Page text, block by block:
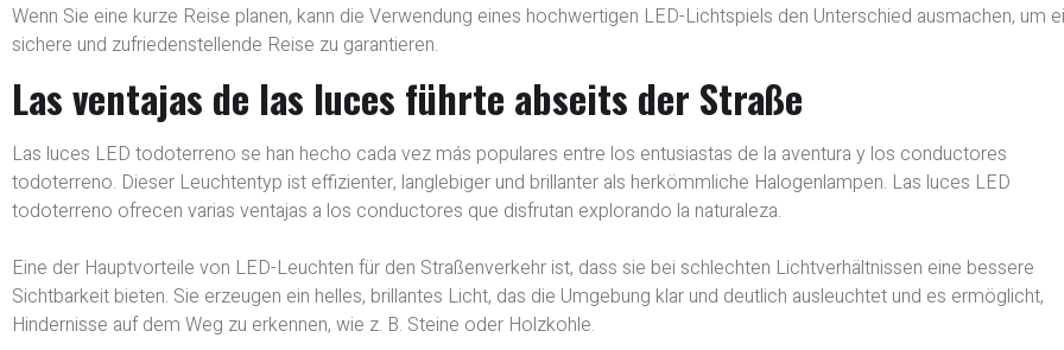
Wenn Sie eine kurze Reise planen, kann die Verwendung eines hochwertigen LED-Lichtspiels den Unterschied ausmachen, um
sichere und zufriedenstellende Reise zu garantieren.
Las ventajas de las luces führte abseits der Straße
Las luces LED todoterreno se han hecho cada vez más populares entre los entusiastas de la aventura y los conductores
todoterreno. Dieser Leuchtentyp ist effizienter, langlebiger und brillanter als herkömmliche Halogenlampen. Las luces LED
todoterreno ofrecen varias ventajas a los conductores que disfrutan explorando la naturaleza.
Eine der Hauptvorteile von LED-Leuchten für den Straßenverkehr ist, dass sie bei schlechten Lichtverhältnissen eine bessere
Sichtbarkeit bieten. Sie erzeugen ein helles, brillantes Licht, das die Umgebung klar und deutlich ausleuchtet und es ermöglicht,
Hindernisse auf dem Weg zu erkennen, wie z. B. Steine oder Holzkohle.